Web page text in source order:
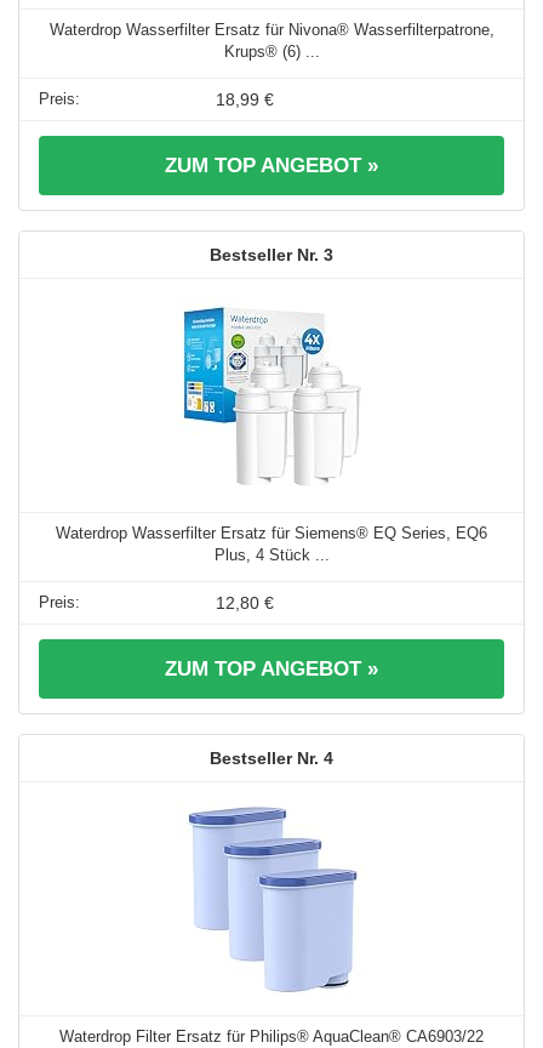
Waterdrop Wasserfilter Ersatz für Nivona® Wasserfilterpatrone,
Krups® (6) ...
18,99 €
ZUM TOP ANGEBOT »
3
Waterdrop Wasserfilter Ersatz für Siemens® EQ Series, EQ6
Plus, 4 Stück ...
12,80 €
ZUM TOP ANGEBOT »
4
Waterdrop Filter Ersatz für Philips® AquaClean® CA6903/22